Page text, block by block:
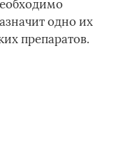
одно их
препаратов.